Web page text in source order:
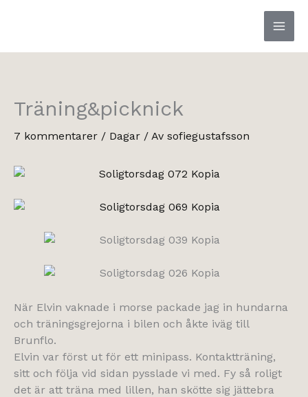
Träning&picknick
7 kommentarer / Dagar / Av sofiegustafsson
När Elvin vaknade i morse packade jag in hundarna
och träningsgrejorna i bilen och åkte iväg till
Brunflo.
Elvin var först ut för ett minipass. Kontaktträning,
sitt och följa vid sidan pysslade vi med. Fy så roligt
det är att träna med lillen, han skötte sig jättebra